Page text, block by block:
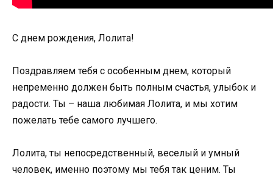
С днем рождения, Лолита!
Поздравляем тебя с особенным днем, который
непременно должен быть полным счастья, улыбок и
радости. Ты – наша любимая Лолита, и мы хотим
пожелать тебе самого лучшего.
Лолита, ты непосредственный, веселый и умный
человек, именно поэтому мы тебя так ценим. Ты